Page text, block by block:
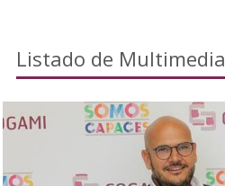
Listado de Multimedia